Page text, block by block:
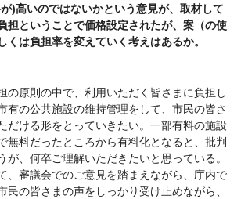
)高いのではないかという意見が、取材して
担ということで価格設定されたが、案（の使
くは負担率を変えていく考えはあるか。
の原則の中で、利用いただく皆さまに負担し
有の公共施設の維持管理をして、市民の皆さ
だける形をとっていきたい。一部有料の施設
無料だったところから有料化となると、批判
が、何卒ご理解いただきたいと思っている。
、審議会でのご意見を踏まえながら、庁内で
民の皆さまの声をしっかり受け止めながら、